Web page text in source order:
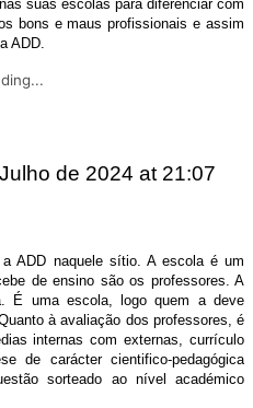
suas escolas para diferenciar com
bons e maus profissionais e assim
ADD.
de 2024 at 21:07
ADD naquele sítio. A escola é um
de ensino são os professores. A
É uma escola, logo quem a deve
à avaliação dos professores, é
internas com externas, currículo
de carácter cientifico-pedagógica
sorteado ao nível académico